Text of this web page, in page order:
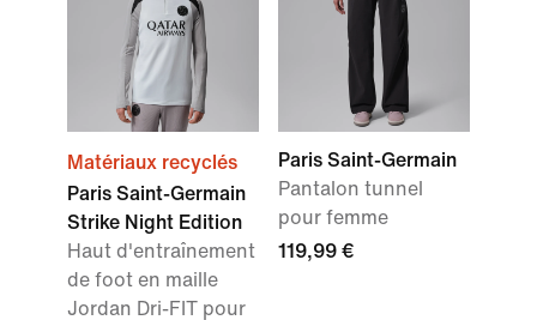
Matériaux recyclés
Paris Saint-Germain
Strike Night Edition
Haut d'entraînement
de foot en maille
Jordan Dri-FIT pour
Paris Saint-Germain
Pantalon tunnel
pour femme
119,99 €